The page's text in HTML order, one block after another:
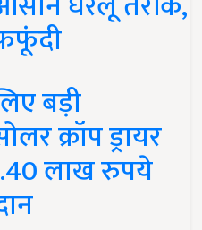
बड़ी
क्रॉप ड्रायर
लाख रुपये